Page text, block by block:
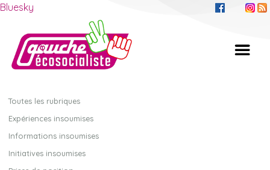
Bluesky
Toutes les rubriques
Expériences insoumises
Informations insoumises
Initiatives insoumises